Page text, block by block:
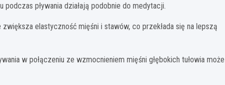
pływania działają podobnie do medytacji.
zwiększa elastyczność mięśni i stawów, co przekłada się na lepszą
w połączeniu ze wzmocnieniem mięśni głębokich tułowia może